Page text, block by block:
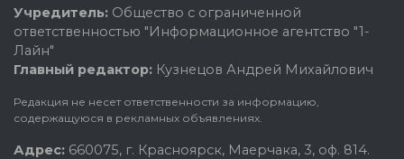
Учредитель: Общество с ограниченной
ответственностью "Информационное агентство "1-
Лайн"
Главный редактор: Кузнецов Андрей Михайлович
Редакция не несет ответственности за информацию,
содержащуюся в рекламных объявлениях.
Адрес: 660075, г. Красноярск, Маерчака, 3, оф. 814.